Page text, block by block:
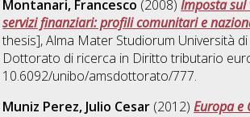
Montanari, Francesco (2008)Imposta sul
servizi finanziari: profili comunitari e
thesis], Alma Mater Studiorum Università
Dottorato di ricerca in Diritto tributario
10.6092/unibo/amsdottorato/777.
Muniz Perez, Julio Cesar (2012)Europa e